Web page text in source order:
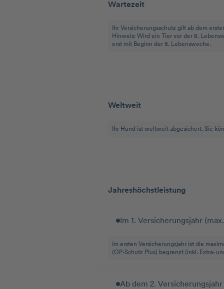
Wartezeit
Ihr Versicherungsschutz gilt ab dem
Hinweis: Wird ein Tier vor der 8.
erst mit Beginn der 8. Lebenswoche.
Weltweit
Ihr Hund ist weltweit abgesichert. Sie
Jahreshöchstleistung
Im 1. Versicherungsjahr
Im ersten Versicherungsjahr ist die
(OP-Schutz Plus) begrenzt (inkl. Extra-
Ab dem 2. Versicherungsjahr